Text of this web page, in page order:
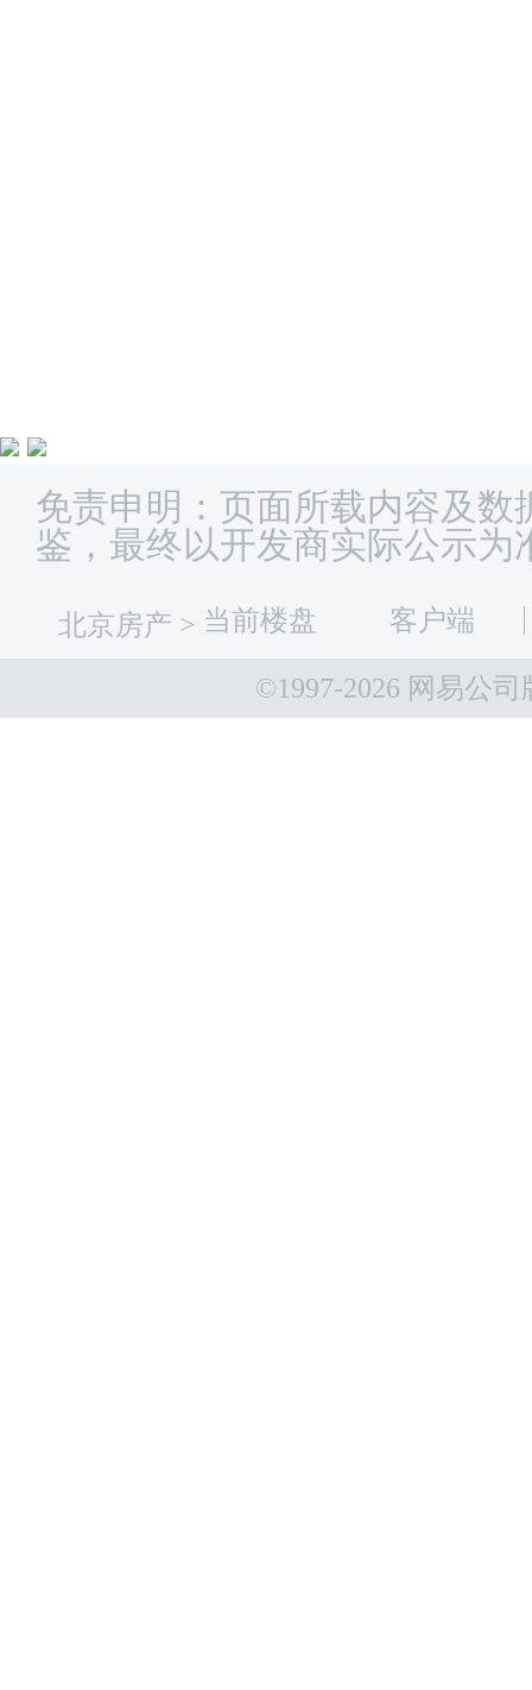
免责申明：页面所载内容及数
鉴，最终以开发商实际公示为
北京房产 > 当前楼盘 客户端
©1997-2026 网易公